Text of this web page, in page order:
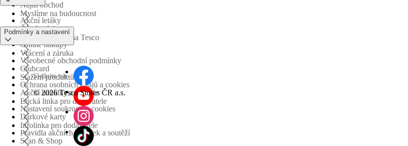
Myslíme na budoucnost
Obchodní skupina Tesco
Najdi obchod
Časté otázky
Vrácení a záruka
Stažení produktů
Etická linka pro dodavatele
Infolinka pro dodavatele
Akční letáky
Online nákupy
Clubcard
Akční nabídky a soutěže
Dárkové karty
Scan & Shop
Podmínky a nastavení
Všeobecné obchodní podmínky
Ochrana osobních údajů a cookies
Nastavení soukromí a cookies
Pravidla akčních nabídek a soutěží
Sledujte nás
© 2026 Tesco Stores ČR a.s.